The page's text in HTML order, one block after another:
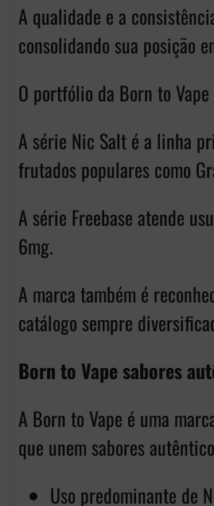
A qualidade e a
consolidando sua posição
O portfólio da Born to
A série Nic Salt é a linha
frutados populares como
A série Freebase atende
6mg.
A marca também é
catálogo sempre
Born to Vape sabores
A Born to Vape é uma
que unem sabores
Uso predominante de